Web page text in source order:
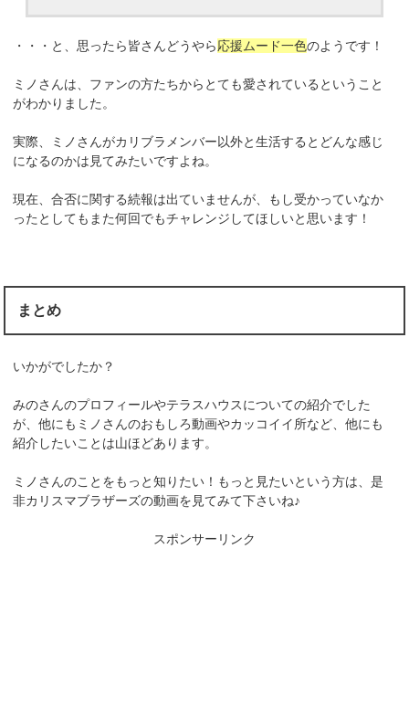
・・・と、思ったら皆さんどうやら応援ムード一色のようです！
ミノさんは、ファンの方たちからとても愛されているということ
がわかりました。
実際、ミノさんがカリブラメンバー以外と生活するとどんな感じ
になるのかは見てみたいですよね。
現在、合否に関する続報は出ていませんが、もし受かっていなか
ったとしてもまた何回でもチャレンジしてほしいと思います！
まとめ
いかがでしたか？
みのさんのプロフィールやテラスハウスについての紹介でした
が、他にもミノさんのおもしろ動画やカッコイイ所など、他にも
紹介したいことは山ほどあります。
ミノさんのことをもっと知りたい！もっと見たいという方は、是
非カリスマブラザーズの動画を見てみて下さいね♪
スポンサーリンク